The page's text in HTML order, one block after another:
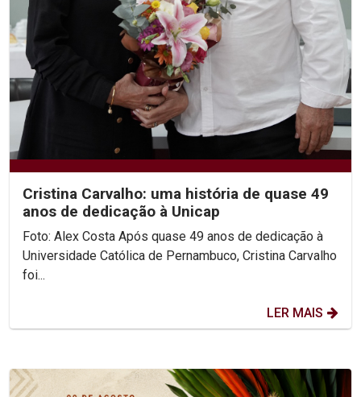
Cristina Carvalho: uma história de quase 49
anos de dedicação à Unicap
Foto: Alex Costa Após quase 49 anos de dedicação à
Universidade Católica de Pernambuco, Cristina Carvalho
foi...
LER MAIS